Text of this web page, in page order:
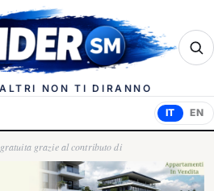
Insider.sm
NON TI DIRANNO
IT EN
grazie al contributo di